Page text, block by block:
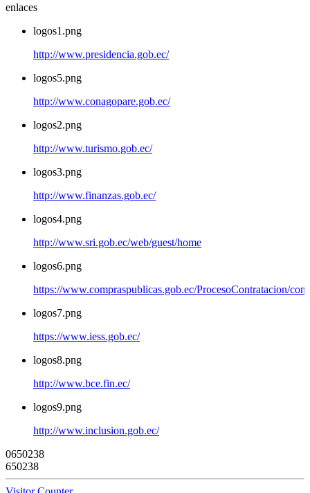
enlaces
logos1.png
http://www.presidencia.gob.ec/
logos5.png
http://www.conagopare.gob.ec/
logos2.png
http://www.turismo.gob.ec/
logos3.png
http://www.finanzas.gob.ec/
logos4.png
http://www.sri.gob.ec/web/guest/home
logos6.png
https://www.compraspublicas.gob.ec/ProcesoContratacion/
logos7.png
https://www.iess.gob.ec/
logos8.png
http://www.bce.fin.ec/
logos9.png
http://www.inclusion.gob.ec/
0650238
650238